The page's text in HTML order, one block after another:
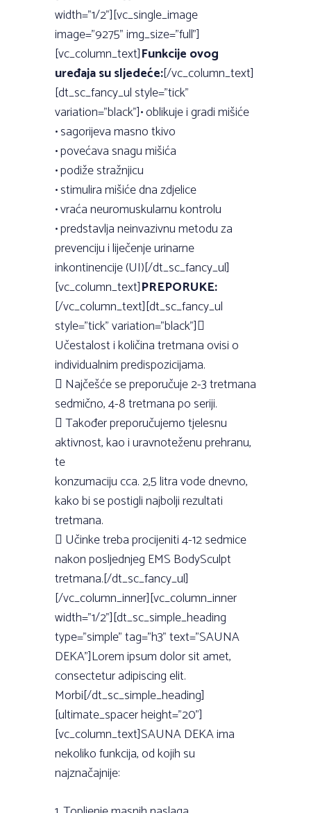
width=”1/2”][vc_single_image
image=”9275” img_size=”full”]
[vc_column_text]Funkcije ovog
uređaja su sljedeće:[/vc_column_text]
[dt_sc_fancy_ul style=”tick”
variation=”black”]• oblikuje i gradi mišiće
• sagorijeva masno tkivo
• povećava snagu mišića
• podiže stražnjicu
• stimulira mišiće dna zdjelice
• vraća neuromuskularnu kontrolu
• predstavlja neinvazivnu metodu za
prevenciju i liječenje urinarne
inkontinencije (UI)[/dt_sc_fancy_ul]
[vc_column_text]PREPORUKE:
[/vc_column_text][dt_sc_fancy_ul
style=”tick” variation=”black”]
Učestalost i količina tretmana ovisi o
individualnim predispozicijama.
 Najčešće se preporučuje 2-3 tretmana
sedmično, 4-8 tretmana po seriji.
 Također preporučujemo tjelesnu
aktivnost, kao i uravnoteženu prehranu,
te
konzumaciju cca. 2,5 litra vode dnevno,
kako bi se postigli najbolji rezultati
tretmana.
 Učinke treba procijeniti 4-12 sedmice
nakon posljednjeg EMS BodySculpt
tretmana.[/dt_sc_fancy_ul]
[/vc_column_inner][vc_column_inner
width=”1/2”][dt_sc_simple_heading
type=”simple” tag=”h3” text=”SAUNA
DEKA”]Lorem ipsum dolor sit amet,
consectetur adipiscing elit.
Morbi[/dt_sc_simple_heading]
[ultimate_spacer height=”20”]
[vc_column_text]SAUNA DEKA ima
nekoliko funkcija, od kojih su
najznačajnije: